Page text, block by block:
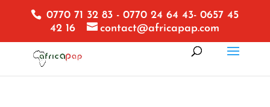
0770 71 32 83 - 0770 24 64 43- 0657 45
42 16
contact@africapap.com